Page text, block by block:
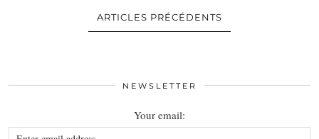
ARTICLES PRÉCÉDENTS
NEWSLETTER
Your email: